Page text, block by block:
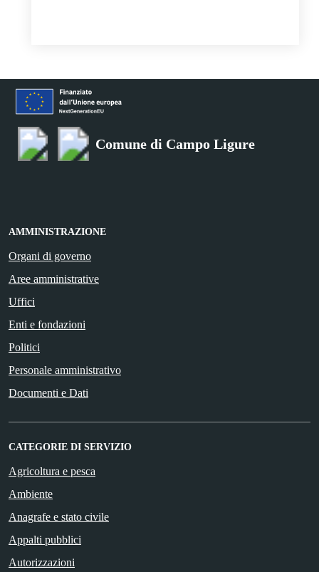
Comune di Campo Ligure
AMMINISTRAZIONE
Organi di governo
Aree amministrative
Uffici
Enti e fondazioni
Politici
Personale amministrativo
Documenti e Dati
CATEGORIE DI SERVIZIO
Agricoltura e pesca
Ambiente
Anagrafe e stato civile
Appalti pubblici
Autorizzazioni